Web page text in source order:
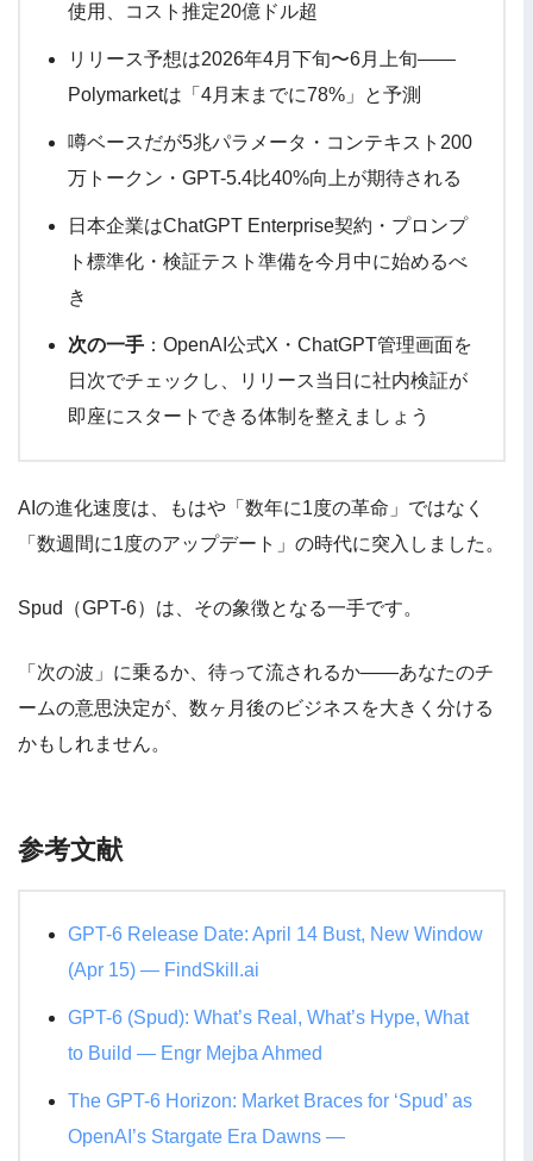
使用、コスト推定20億ドル超
リリース予想は2026年4月下旬〜6月上旬——
Polymarketは「4月末までに78%」と予測
噂ベースだが5兆パラメータ・コンテキスト200
万トークン・GPT-5.4比40%向上が期待される
日本企業はChatGPT Enterprise契約・プロンプ
ト標準化・検証テスト準備を今月中に始めるべ
き
次の一手 ：OpenAI公式X・ChatGPT管理画面を
日次でチェックし、リリース当日に社内検証が
即座にスタートできる体制を整えましょう
AIの進化速度は、もはや「数年に1度の革命」ではなく
「数週間に1度のアップデート」の時代に突入しました。
Spud（GPT-6）は、その象徴となる一手です。
「次の波」に乗るか、待って流されるか——あなたのチ
ームの意思決定が、数ヶ月後のビジネスを大きく分ける
かもしれません。
参考文献
GPT-6 Release Date: April 14 Bust, New Window
(Apr 15) — FindSkill.ai
GPT-6 (Spud): What’s Real, What’s Hype, What
to Build — Engr Mejba Ahmed
The GPT-6 Horizon: Market Braces for ‘Spud’ as
OpenAI’s Stargate Era Dawns —